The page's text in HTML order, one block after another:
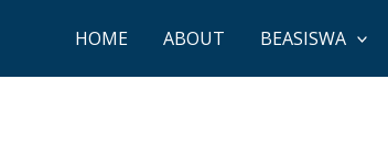
HOME ABOUT BEASISWA